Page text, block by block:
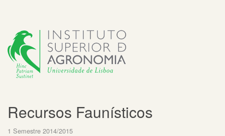
Recursos Faunísticos
1 Semestre 2014/2015